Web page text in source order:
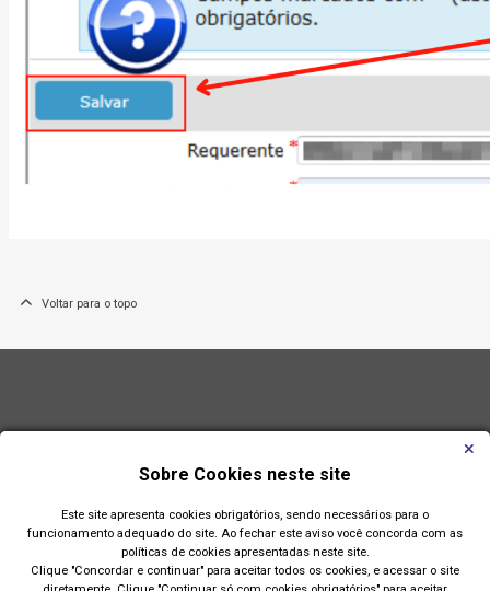
Voltar para o topo
Sobre Cookies neste site
Este site apresenta cookies obrigatórios, sendo necessários para o
funcionamento adequado do site. Ao fechar este aviso você concorda com as
políticas de cookies apresentadas neste site.
Clique "Concordar e continuar" para aceitar todos os cookies, e acessar o site